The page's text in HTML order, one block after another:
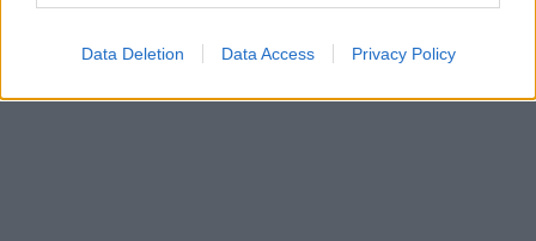
Data Deletion Data Access Privacy Policy